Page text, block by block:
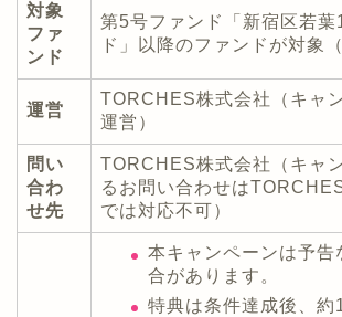
対象
ファ
ンド
第5号ファンド「新宿区若葉
ド」以降のファンドが対象（
運営
TORCHES株式会社（キャ
運営）
問い
合わ
せ先
TORCHES株式会社（キャ
るお問い合わせは
では対応不可）
本キャンペーンは予告
合があります。
特典は条件達成後、約